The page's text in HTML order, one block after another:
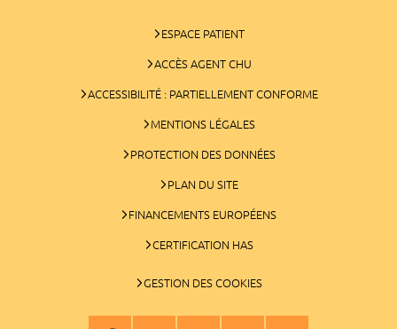
ESPACE PATIENT
ACCÈS AGENT CHU
ACCESSIBILITÉ : PARTIELLEMENT CONFORME
MENTIONS LÉGALES
PROTECTION DES DONNÉES
PLAN DU SITE
FINANCEMENTS EUROPÉENS
CERTIFICATION HAS
GESTION DES COOKIES